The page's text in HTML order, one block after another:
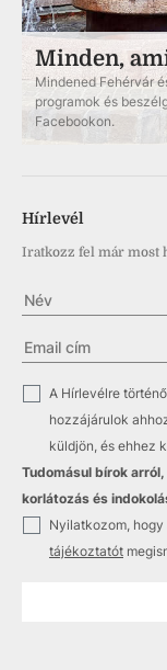
Minden,
Mindened Fehérvár
programok és
Facebookon.
Hírlevél
Iratkozz fel már most
A Hírlevélre
hozzájárulok
küldjön, és ehhez
Tudomásul bírok
korlátozás és
Nyilatkozom,
tájékoztatót